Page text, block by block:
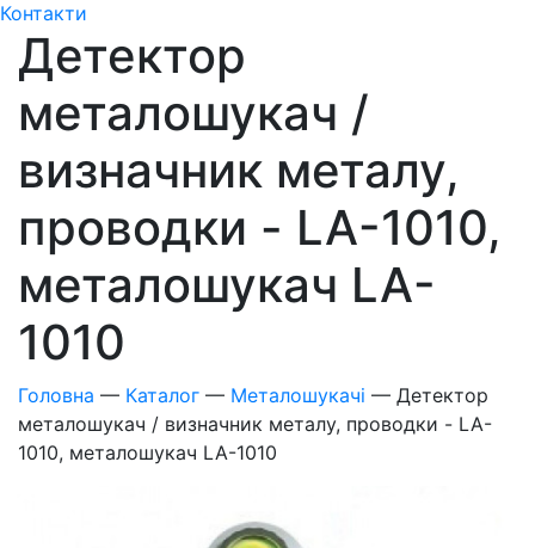
Контакти
Детектор
металошукач /
визначник металу,
проводки - LA-1010,
металошукач LA-
1010
Головна — Каталог — Металошукачі — Детектор
металошукач / визначник металу, проводки - LA-
1010, металошукач LA-1010